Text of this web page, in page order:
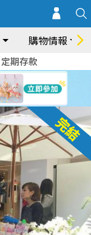
購物情報
定期存款